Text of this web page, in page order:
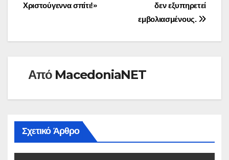
δεν εξυπηρετεί
εμβολιασμένους.
Χριστούγεννα σπίτι!»
Από MacedoniaNET
Σχετικό Άρθρο